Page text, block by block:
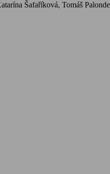
Šafaříková, Tomáš